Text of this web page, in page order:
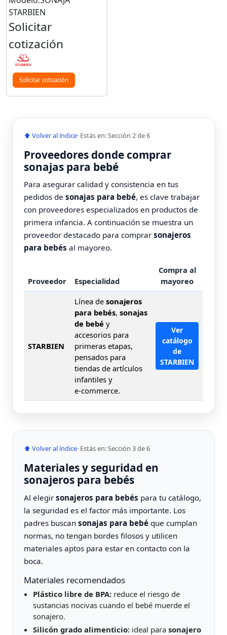
STARBIEN
Solicitar
cotización
Solicitar cotización
⬆ Volver al índice· Estás en: Sección 2 de 6
Proveedores donde comprar
sonajas para bebé
Para asegurar calidad y consistencia en tus
pedidos desonajas para bebé, es clave trabajar
con proveedores especializados en productos de
primera infancia. A continuación se muestra un
proveedor destacado para comprarsonajeros
para bebés al mayoreo.
Proveedor Especialidad
Compra al
mayoreo
STARBIEN
Línea desonajeros
para bebés,sonajas
de bebé y
accesorios para
primeras etapas,
pensados para
tiendas de artículos
infantiles y
e‑commerce.
Ver
catálogo
de
STARBIEN
⬆ Volver al índice· Estás en: Sección 3 de 6
Materiales y seguridad en
sonajeros para bebés
Al elegirsonajeros para bebés para tu catálogo,
la seguridad es el factor más importante. Los
padres buscansonajas para bebé que cumplan
normas, no tengan bordes filosos y utilicen
materiales aptos para estar en contacto con la
boca.
Materiales recomendados
Plástico libre de BPA:reduce el riesgo de
sustancias nocivas cuando el bebé muerde el
sonajero.
Silicón grado alimenticio:ideal para sonajero